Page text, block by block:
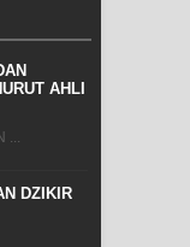
AHLI
...
DZIKIR